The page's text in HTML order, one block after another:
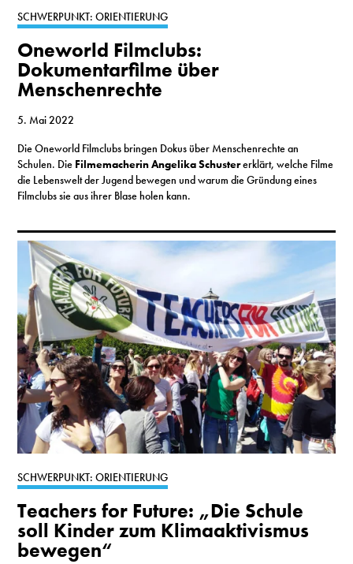
SCHWERPUNKT: ORIENTIERUNG
Oneworld Filmclubs:
Dokumentarfilme über
Menschenrechte
5. Mai 2022
Die Oneworld Filmclubs bringen Dokus über Menschenrechte an
Schulen. Die Filmemacherin Angelika Schustererklärt, welche Filme
die Lebenswelt der Jugend bewegen und warum die Gründung eines
Filmclubs sie aus ihrer Blase holen kann.
SCHWERPUNKT: ORIENTIERUNG
Teachers for Future: „Die Schule
soll Kinder zum Klimaaktivismus
bewegen“